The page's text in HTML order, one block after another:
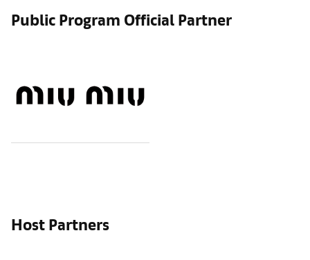
Public Program Official Partner
Host Partners